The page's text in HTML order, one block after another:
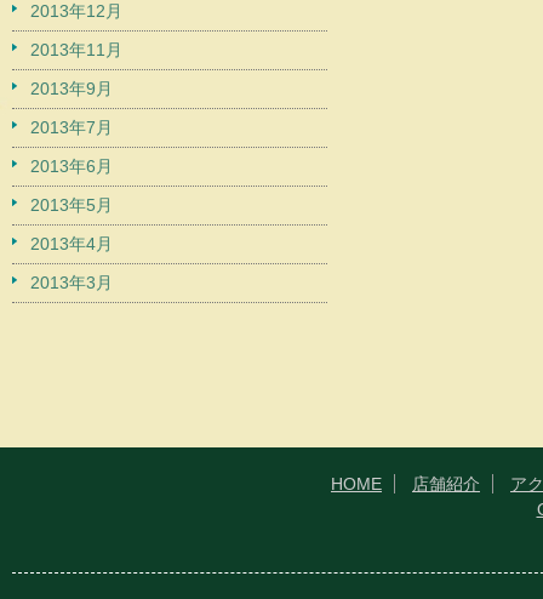
2013年12月
2013年11月
2013年9月
2013年7月
2013年6月
2013年5月
2013年4月
2013年3月
HOME 店舗紹介
ア